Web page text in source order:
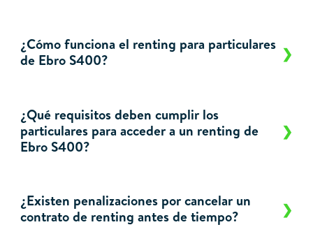
¿Cómo funciona el renting para particulares
de Ebro S400?
¿Qué requisitos deben cumplir los
particulares para acceder a un renting de
Ebro S400?
¿Existen penalizaciones por cancelar un
contrato de renting antes de tiempo?